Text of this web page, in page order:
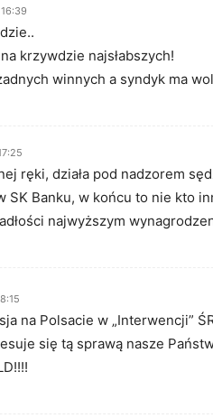
krzywdzie najsłabszych!
winnych a syndyk ma
ręki, działa pod nadzorem
SK Banku, w końcu to nie kto
najwyższym
na Polsacie w „Interwencji”
się tą sprawą nasze